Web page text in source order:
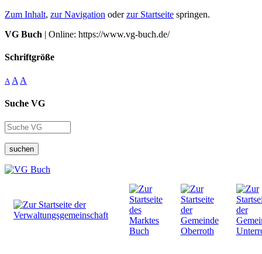
Zum Inhalt, zur Navigation oderzur Startseite springen.
VG Buch | Online: https://www.vg-buch.de/
Schriftgröße
A A A
Suche VG
suchen